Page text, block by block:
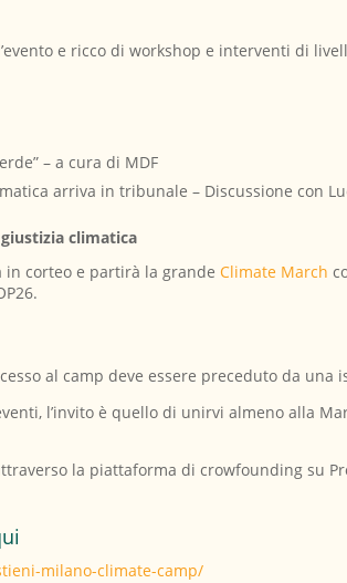
e ricco di workshop e interventi di
– a cura di MDF
arriva in tribunale – Discussione con
giustizia climatica
in corteo e partirà la grandeClimate March
al camp deve essere preceduto da
l’invito è quello di unirvi almeno alla
la piattaforma di crowfounding su
milano-climate-camp/